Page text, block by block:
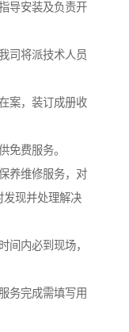
导安装及负责开
司将派技术人员
案，装订成册收
免费服务。
养维修服务，对
发现并处理解决
间内必到现场，
务完成需填写用